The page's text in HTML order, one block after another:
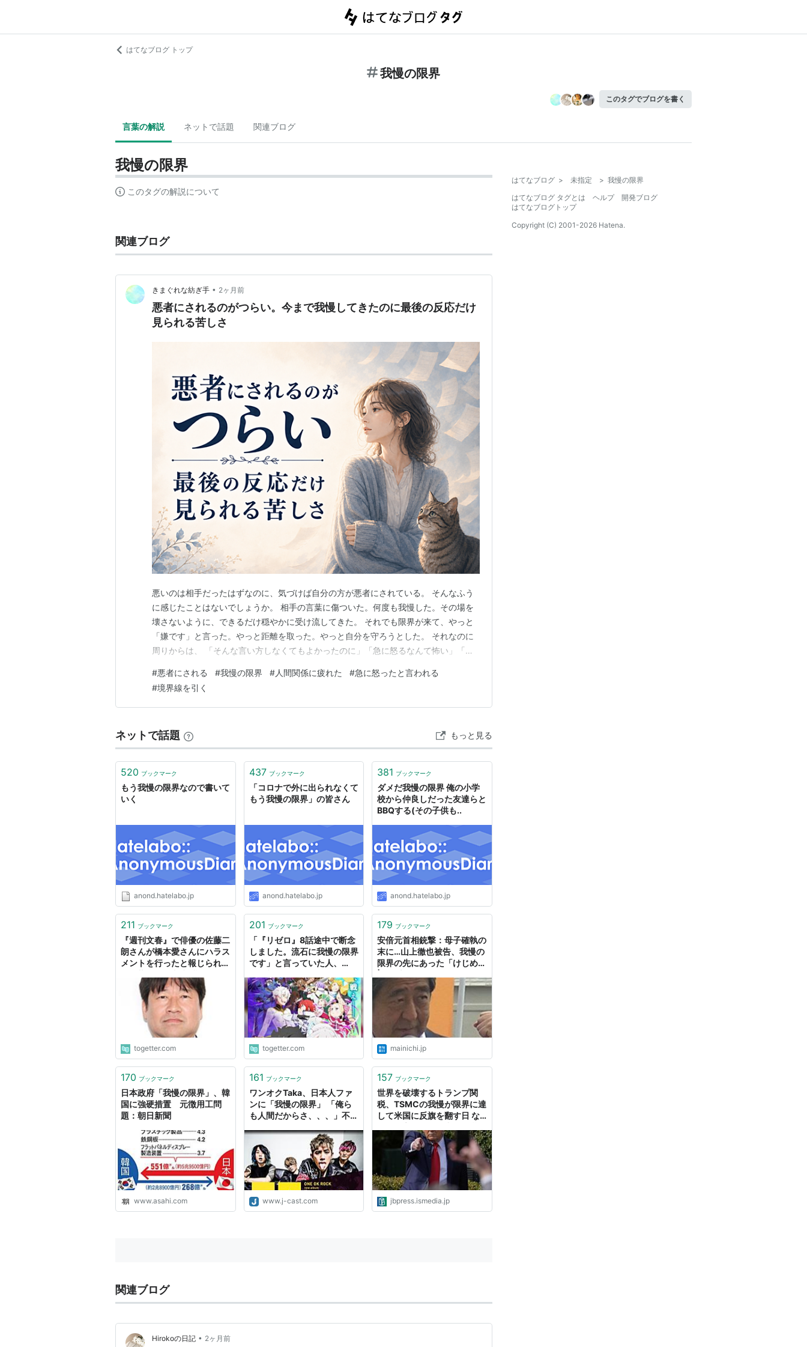
はてなブログ トップ
我慢の限界
このタグでブログを書く
言葉の解説 ネットで話題 関連ブログ
我慢の限界
このタグの解説について
関連ブログ
きまぐれな紡ぎ手 • 2ヶ月前
悪者にされるのがつらい。今まで我慢してきたのに最後の反応だけ
見られる苦しさ
悪いのは相手だったはずなのに、気づけば自分の方が悪者にされている。 そんなふう
に感じたことはないでしょうか。 相手の言葉に傷ついた。何度も我慢した。その場を
壊さないように、できるだけ穏やかに受け流してきた。 それでも限界が来て、やっと
「嫌です」と言った。やっと距離を取った。やっと自分を守ろうとした。 それなのに
周りからは、 「そんな言い方しなくてもよかったのに」「急に怒るなんて怖い」「も
れてしまうことがあります。 本当は、急に怒ったわけではない。急に冷たくなったわ
けでもない。急に関係を切りたくなったわけでもない。 そ…
#悪者にされる #我慢の限界 #人間関係に疲れた #急に怒ったと言われる
#境界線を引く
ネットで話題 もっと見る
520 ブックマーク
もう我慢の限界なので書いて
いく
anond.hatelabo.jp
437 ブックマーク
「コロナで外に出られなくて
もう我慢の限界」の皆さん
anond.hatelabo.jp
381 ブックマーク
ダメだ我慢の限界 俺の小学
校から仲良しだった友達らと
BBQする(その子供も..
anond.hatelabo.jp
211 ブックマーク
『週刊文春』で俳優の佐藤二
朗さんが橋本愛さんにハラス
メントを行ったと報じられる
我慢の限界だから、このドラ
マを降板させてほしい」
togetter.com
201 ブックマーク
「『リゼロ』8話途中で断念
しました。流石に我慢の限界
です」と言っていた人、
バイスを受けトリッキーな行
動に出る
togetter.com
179 ブックマーク
安倍元首相銃撃：母子確執の
末に…山上徹也被告、我慢の
限界の先にあった「けじめ」
mainichi.jp
170 ブックマーク
日本政府「我慢の限界」、韓
国に強硬措置 元徴用工問
題：朝日新聞
www.asahi.com
161 ブックマーク
ワンオクTaka、日本人ファ
ンに「我慢の限界」 「俺ら
も人間だからさ、、、」不満
www.j-cast.com
157 ブックマーク
世界を破壊するトランプ関
税、TSMCの我慢が限界に達
して米国に反旗を翻す日 な
加わり、インテルも助けな
い」可能性 | JBpress (ジェ
イビープレス)
jbpress.ismedia.jp
関連ブログ
Hirokoの日記 • 2ヶ月前
はてなブログ > 未指定 > 我慢の限界
はてなブログ タグとは
ヘルプ
開発ブログ
はてなブログトップ
Copyright (C) 2001-2026 Hatena.